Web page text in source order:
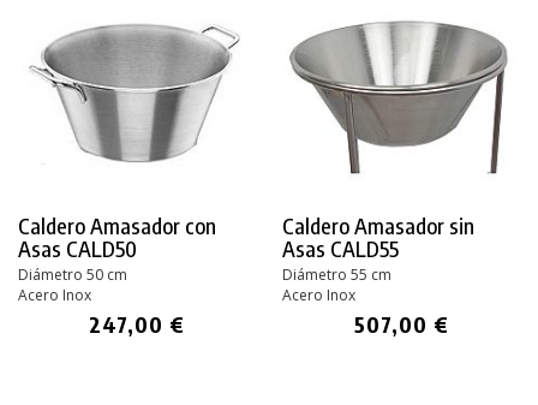
Caldero Amasador con
Asas CALD50
Diámetro 50 cm
Acero Inox
247,00 €
Caldero Amasador sin
Asas CALD55
Diámetro 55 cm
Acero Inox
507,00 €